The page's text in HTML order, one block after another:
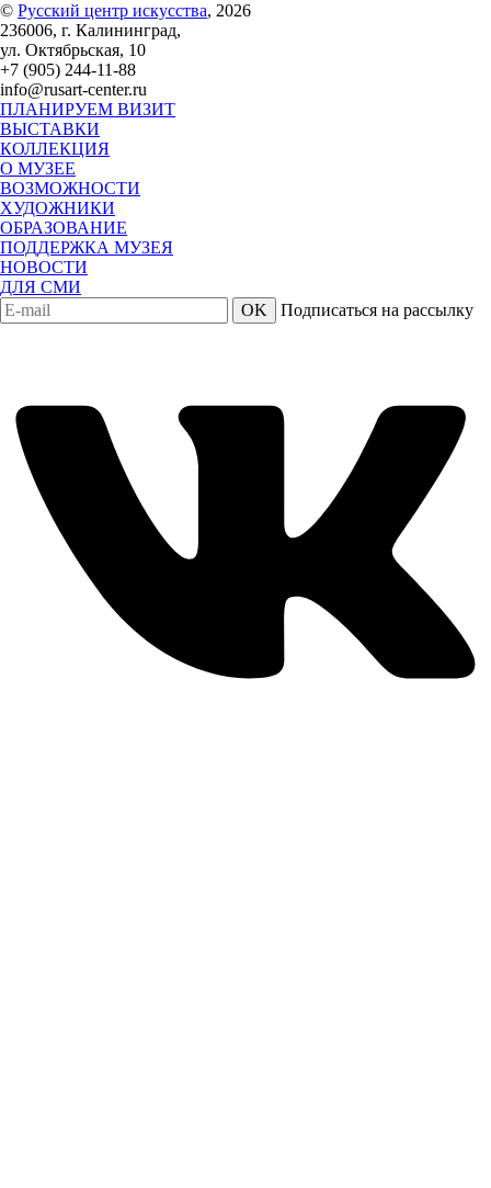
© Русский центр искусства, 2026
236006, г. Калининград,
ул. Октябрьская, 10
+7 (905) 244-11-88
info@rusart-center.ru
ПЛАНИРУЕМ ВИЗИТ
ВЫСТАВКИ
КОЛЛЕКЦИЯ
О МУЗЕЕ
ВОЗМОЖНОСТИ
ХУДОЖНИКИ
ОБРАЗОВАНИЕ
ПОДДЕРЖКА МУЗЕЯ
НОВОСТИ
ДЛЯ СМИ
OK
Подписаться на рассылку